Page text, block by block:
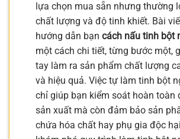
lựa chọn mua sẵn nhưng thường
chất lượng và độ tinh khiết. Bài
hướng dẫn bạn cách nấu tinh bột
một cách chi tiết, từng bước một,
tay làm ra sản phẩm chất lượng
và hiệu quả. Việc tự làm tinh bột
chỉ giúp bạn kiểm soát hoàn toàn
sản xuất mà còn đảm bảo sản
chứa hóa chất hay phụ gia độc